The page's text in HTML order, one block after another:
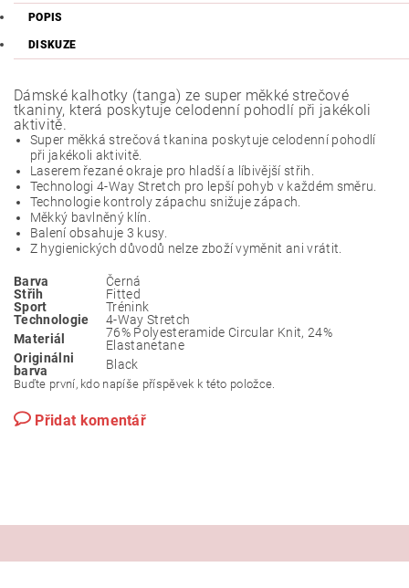
POPIS
DISKUZE
Dámské kalhotky (tanga) ze super měkké strečové
tkaniny, která poskytuje celodenní pohodlí při jakékoli
aktivitě.
Super měkká strečová tkanina poskytuje celodenní pohodlí
při jakékoli aktivitě.
Laserem řezané okraje pro hladší a líbivější střih.
Technologi 4-Way Stretch pro lepší pohyb v každém směru.
Technologie kontroly zápachu snižuje zápach.
Měkký bavlněný klín.
Balení obsahuje 3 kusy.
Z hygienických důvodů nelze zboží vyměnit ani vrátit.
Barva
Černá
Střih
Fitted
Sport
Trénink
Technologie
4-Way Stretch
Materiál
76% Polyesteramide Circular Knit, 24%
Elastanetane
Originálni
barva
Black
Buďte první, kdo napíše příspěvek k této položce.
Přidat komentář